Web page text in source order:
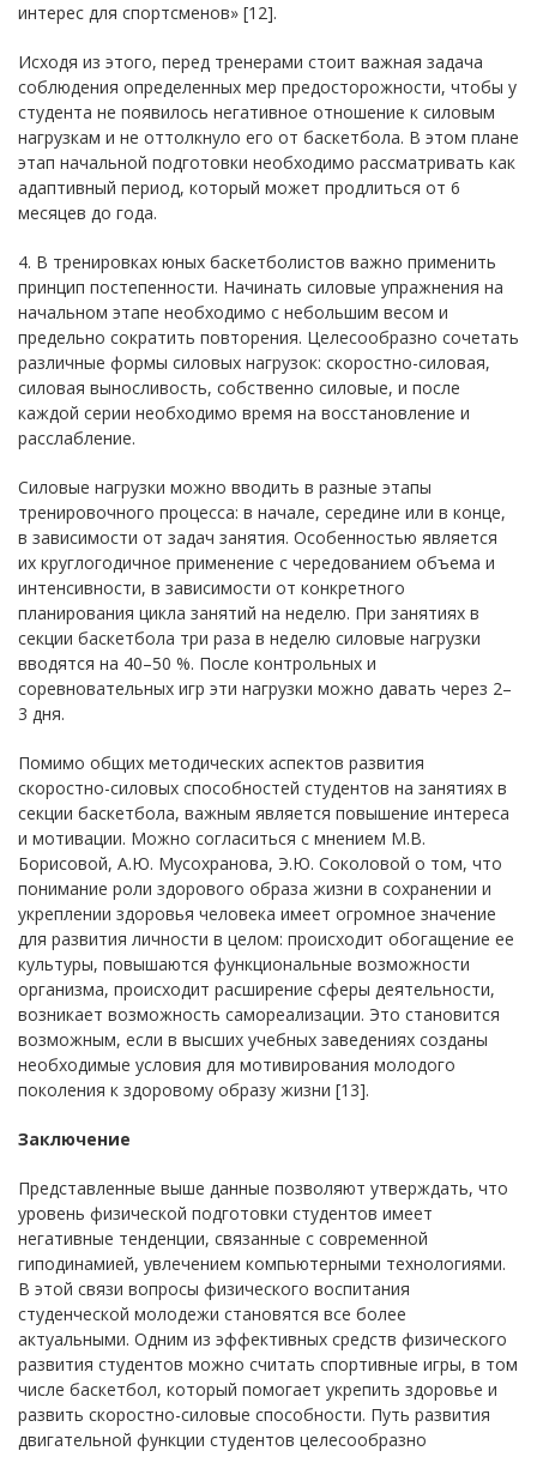
интерес для спортсменов» [12].
Исходя из этого, перед тренерами стоит важная задача
соблюдения определенных мер предосторожности, чтобы у
студента не появилось негативное отношение к силовым
нагрузкам и не оттолкнуло его от баскетбола. В этом плане
этап начальной подготовки необходимо рассматривать как
адаптивный период, который может продлиться от 6
месяцев до года.
4. В тренировках юных баскетболистов важно применить
принцип постепенности. Начинать силовые упражнения на
начальном этапе необходимо с небольшим весом и
предельно сократить повторения. Целесообразно сочетать
различные формы силовых нагрузок: скоростно-силовая,
силовая выносливость, собственно силовые, и после
каждой серии необходимо время на восстановление и
расслабление.
Силовые нагрузки можно вводить в разные этапы
тренировочного процесса: в начале, середине или в конце,
в зависимости от задач занятия. Особенностью является
их круглогодичное применение с чередованием объема и
интенсивности, в зависимости от конкретного
планирования цикла занятий на неделю. При занятиях в
секции баскетбола три раза в неделю силовые нагрузки
вводятся на 40–50 %. После контрольных и
соревновательных игр эти нагрузки можно давать через 2–
3 дня.
Помимо общих методических аспектов развития
скоростно-силовых способностей студентов на занятиях в
секции баскетбола, важным является повышение интереса
и мотивации. Можно согласиться с мнением М.В.
Борисовой, А.Ю. Мусохранова, Э.Ю. Соколовой о том, что
понимание роли здорового образа жизни в сохранении и
укреплении здоровья человека имеет огромное значение
для развития личности в целом: происходит обогащение ее
культуры, повышаются функциональные возможности
организма, происходит расширение сферы деятельности,
возникает возможность самореализации. Это становится
возможным, если в высших учебных заведениях созданы
необходимые условия для мотивирования молодого
поколения к здоровому образу жизни [13].
Заключение
Представленные выше данные позволяют утверждать, что
уровень физической подготовки студентов имеет
негативные тенденции, связанные с современной
гиподинамией, увлечением компьютерными технологиями.
В этой связи вопросы физического воспитания
студенческой молодежи становятся все более
актуальными. Одним из эффективных средств физического
развития студентов можно считать спортивные игры, в том
числе баскетбол, который помогает укрепить здоровье и
развить скоростно-силовые способности. Путь развития
двигательной функции студентов целесообразно